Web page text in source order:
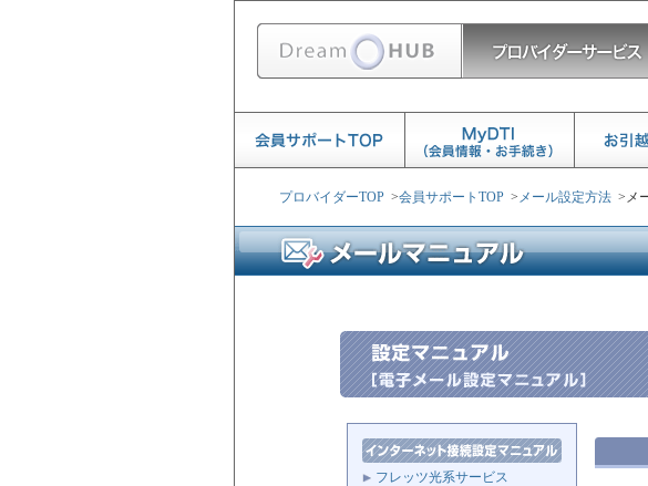
プロバイダーTOP >会員サポートTOP > メール設定方法 > メ
フレッツ光系サービス